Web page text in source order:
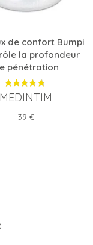
de confort Bumpi
la profondeur
pénétration
MEDINTIM
Prix
39 €